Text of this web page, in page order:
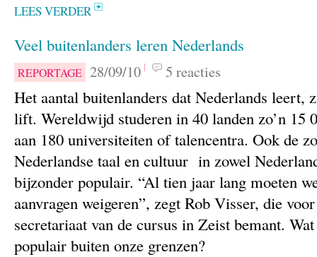
LEES VERDER
Veel buitenlanders leren Nederlands
REPORTAGE 28/09/10 5 reacties
Het aantal buitenlanders dat Nederlands leert,
lift. Wereldwijd studeren in 40 landen zo’n 15
aan 180 universiteiten of talencentra. Ook de
Nederlandse taal en cultuur in zowel
bijzonder populair. “Al tien jaar lang moeten
aanvragen weigeren”, zegt Rob Visser, die
secretariaat van de cursus in Zeist bemant.
populair buiten onze grenzen?